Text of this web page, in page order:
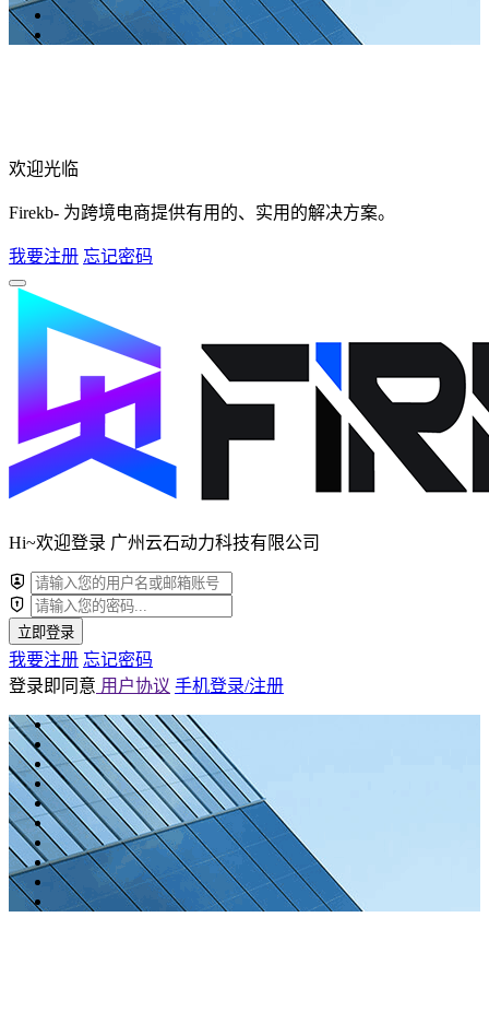
欢迎光临
Firekb- 为跨境电商提供有用的、实用的解决方案。
我要注册 忘记密码
Hi~欢迎登录 广州云石动力科技有限公司
立即登录
我要注册 忘记密码
登录即同意 用户协议 手机登录/注册